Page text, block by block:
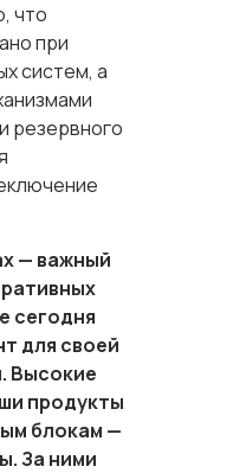
что
при
систем, а
резервного
— важный
сегодня
для своей
Высокие
продукты
блокам —
За ними